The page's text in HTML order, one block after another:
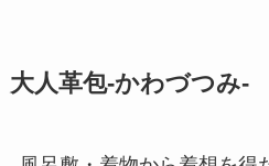
大人革包-かわづつみ-